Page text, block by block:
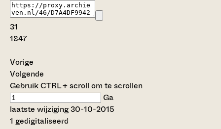
31
1847
Vorige
Volgende
Gebruik CTRL + scroll om te scrollen
Ga
laatste wijziging 30-10-2015
1 gedigitaliseerd